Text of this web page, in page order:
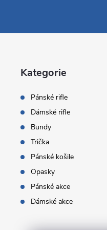
Kategorie
Pánské rifle
Dámské rifle
Bundy
Trička
Pánské košile
Opasky
Pánské akce
Dámské akce